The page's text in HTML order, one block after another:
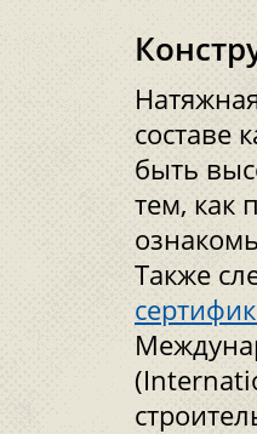
составе
быть
тем, как
Также